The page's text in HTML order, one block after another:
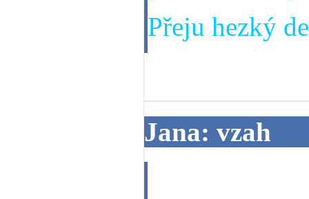
Přeju hezký
Jana: vzah